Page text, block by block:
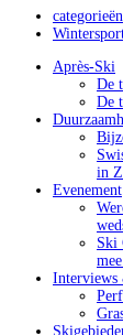
categorieën
Après-Ski
De
De
in
Evenement
Ski
Interviews